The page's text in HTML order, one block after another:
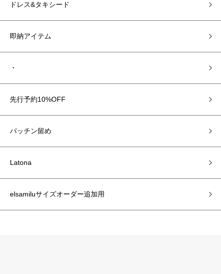
ドレス&タキシード
即納アイテム
・
先行予約10%OFF
パッチン留め
Latona
elsamiluサイズオーダー追加用